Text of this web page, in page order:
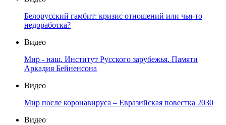
Белорусский гамбит: кризис отношений или чья-то
недоработка?
Видео
Мир - наш. Институт Русского зарубежья. Памяти
Аркадия Бейненсона
Видео
Мир после коронавируса – Евразийская повестка 2030
Видео